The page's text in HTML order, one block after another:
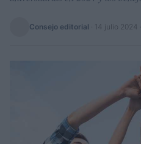
Consejo editorial 14 julio 2024